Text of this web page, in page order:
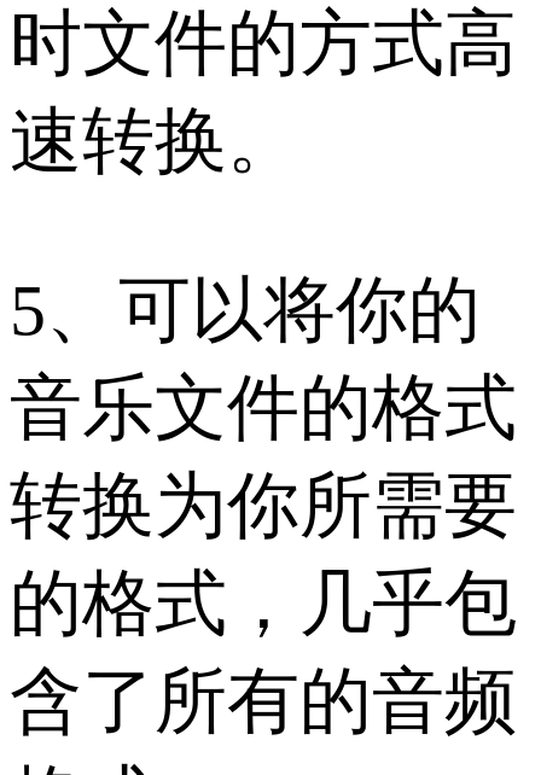
时文件的方式高
速转换。
5、可以将你的
音乐文件的格式
转换为你所需要
的格式，几乎包
含了所有的音频